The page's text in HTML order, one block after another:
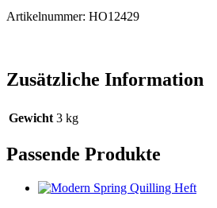
Artikelnummer: HO12429
Zusätzliche Information
Gewicht 3 kg
Passende Produkte